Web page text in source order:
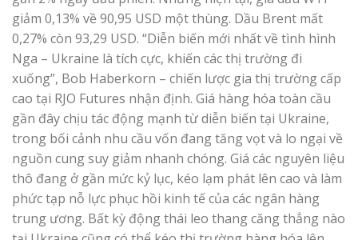
giảm 0,13% về 90,95 USD một thùng. Dầu Brent mất
0,27% còn 93,29 USD. “Diễn biến mới nhất về tình hình
Nga – Ukraine là tích cực, khiến các thị trường đi
xuống”, Bob Haberkorn – chiến lược gia thị trường cấp
cao tại RJO Futures nhận định. Giá hàng hóa toàn cầu
gần đây chịu tác động mạnh từ diễn biến tại Ukraine,
trong bối cảnh nhu cầu vốn đang tăng vọt và lo ngại về
nguồn cung suy giảm nhanh chóng. Giá các nguyên liệu
thô đang ở gần mức kỷ lục, kéo lạm phát lên cao và làm
phức tạp nỗ lực phục hồi kinh tế của các ngân hàng
trung ương. Bất kỳ động thái leo thang căng thẳng nào